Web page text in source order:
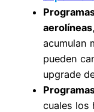
aerolíneas
acumulan
pueden
upgrade
cuales los